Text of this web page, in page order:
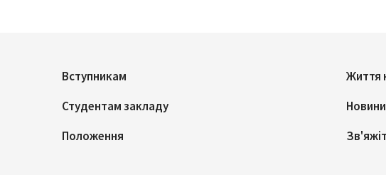
Вступникам
Студентам закладу
Положення
Життя
Новини